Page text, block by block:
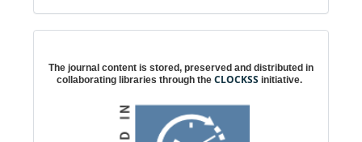
The journal content is stored, preserved and distributed in
collaborating libraries through the CLOCKSS initiative.